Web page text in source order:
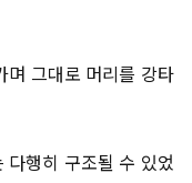
며 그대로 머리를 강타
행히 구조될 수 있었